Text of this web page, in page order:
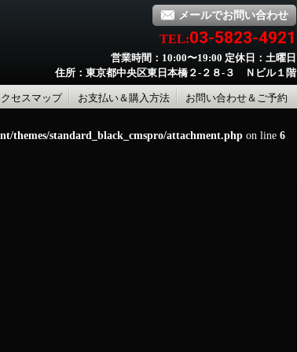
メールでお問い合わせ
TEL:03-5823-4921
営業時間：10:00〜19:00 定休日：土曜日
住所：東京都中央区東日本橋２-２８-３ Ｎビル１階
セスマップ お支払い＆購入方法 お問い合わせ＆ご予約
themes/standard_black_cmspro/attachment.php on line 6